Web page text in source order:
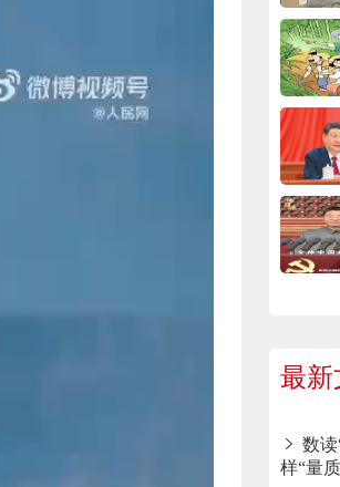
最新
数
样“量